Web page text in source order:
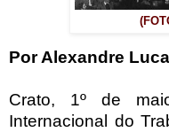
Por Alexandre
Crato, 1º de
Internacional do